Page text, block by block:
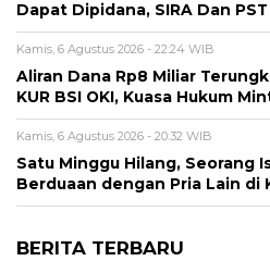
Dapat Dipidana, SIRA Dan
Kamis, 6 Agustus 2026 - 22:24 WIB
Aliran Dana Rp8 Miliar
KUR BSI OKI, Kuasa Hukum
Kamis, 6 Agustus 2026 - 20:32 WIB
Satu Minggu Hilang, Seorang
Berduaan dengan Pria Lain di
BERITA TERBARU